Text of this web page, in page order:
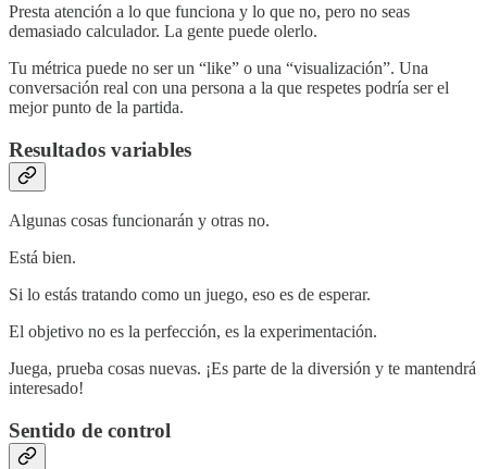
Presta atención a lo que funciona y lo que no, pero no seas
demasiado calculador. La gente puede olerlo.
Tu métrica puede no ser un “like” o una “visualización”. Una
conversación real con una persona a la que respetes podría ser el
mejor punto de la partida.
Resultados variables
Algunas cosas funcionarán y otras no.
Está bien.
Si lo estás tratando como un juego, eso es de esperar.
El objetivo no es la perfección, es la experimentación.
Juega, prueba cosas nuevas. ¡Es parte de la diversión y te mantendrá
interesado!
Sentido de control